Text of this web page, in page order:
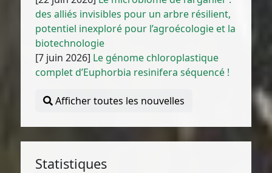
des alliés invisibles pour un arbre résilient,
potentiel inexploré pour l’agroécologie et la
biotechnologie
[7 juin 2026] Le génome chloroplastique
complet d’Euphorbia resinifera séquencé !
Afficher toutes les nouvelles
Statistiques